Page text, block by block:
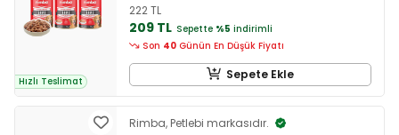
Hızlı Teslimat
222 TL
209 TL Sepette %5 indirimli
Son 40 Günün En Düşük Fiyatı
Sepete Ekle
Rimba, Petlebi markasıdır.